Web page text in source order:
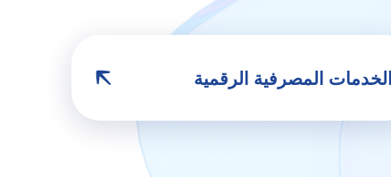
الخدمات المصرفية الرقمية